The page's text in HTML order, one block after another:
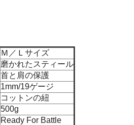
Ｍ／Ｌサイズ
磨かれたスティール
首と肩の保護
1mm/19ゲージ
コットンの紐
500g
Ready For Battle